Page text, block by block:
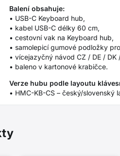
Balení obsahuje:
• USB-C Keyboard hub,
• kabel USB-C délky 60 cm,
• cestovní vak na Keyboard hub,
• samolepicí gumové podložky
• vícejazyčný návod CZ / DE / DK
• baleno v kartonové krabičce.
Verze hubu podle layoutu
• HMC-KB-CS – český/slovenský